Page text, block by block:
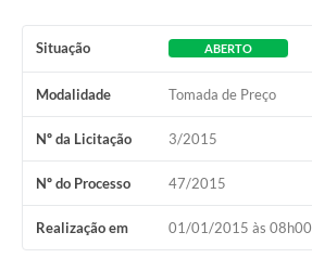
Situação ABERTO
Modalidade Tomada de Preço
Nº da Licitação 3/2015
Nº do Processo 47/2015
Realização em 01/01/2015 às 08h00